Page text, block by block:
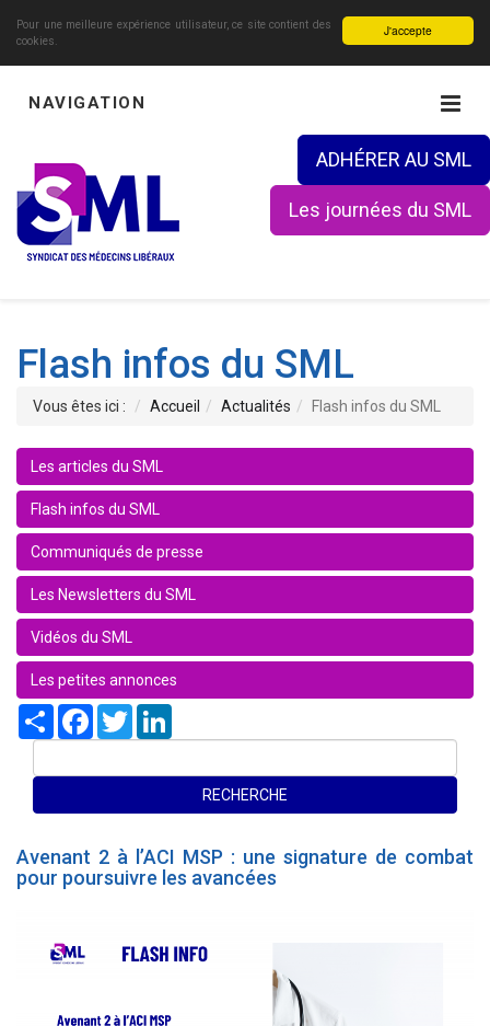
J'accepte
Pour une meilleure expérience utilisateur, ce site contient des
cookies.
NAVIGATION
ADHÉRER AU SML
Les journées du SML
Flash infos du SML
Vous êtes ici : Accueil Actualités Flash infos du SML
Les articles du SML
Flash infos du SML
Communiqués de presse
Les Newsletters du SML
Vidéos du SML
Les petites annonces
Share FacebookTwitter
Avenant 2 à l’ACI MSP : une signature de combat
pour poursuivre les avancées